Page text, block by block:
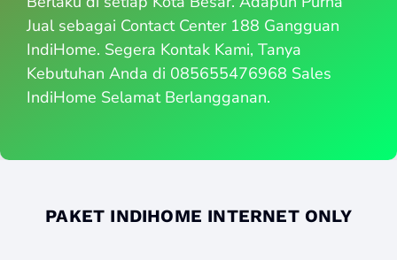
Jual sebagai Contact Center 188 Gangguan
IndiHome. Segera Kontak Kami, Tanya
Kebutuhan Anda di 085655476968 Sales
IndiHome Selamat Berlangganan.
PAKET INDIHOME INTERNET ONLY